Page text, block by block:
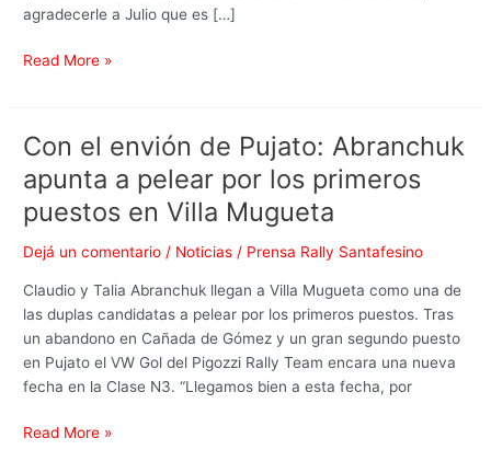
agradecerle a Julio que es […]
un
auto
de
Pujato
Read More »
Con el envión de Pujato: Abranchuk
apunta a pelear por los primeros
puestos en Villa Mugueta
Dejá un comentario / Noticias / Prensa Rally Santafesino
Claudio y Talia Abranchuk llegan a Villa Mugueta como una de
las duplas candidatas a pelear por los primeros puestos. Tras
un abandono en Cañada de Gómez y un gran segundo puesto
en Pujato el VW Gol del Pigozzi Rally Team encara una nueva
fecha en la Clase N3. “Llegamos bien a esta fecha, por
Con
envión
de
Abranchuk
apunta
a
pelear
por
los
puestos
Read More »